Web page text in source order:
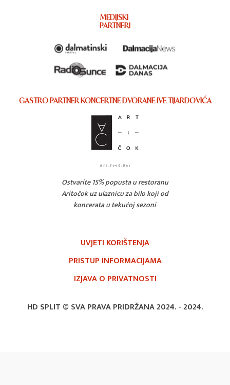
MEDIJSKI
PARTNERI
GASTRO PARTNER KONCERTNE DVORANE IVE TIJARDOVIĆA
Ostvarite 15% popusta u restoranu
Aritočok uz ulaznicu za bilo koji od
koncerata u tekućoj sezoni
HD SPLIT © SVA PRAVA PRIDRŽANA 2024. -2024.
UVJETI KORIŠTENJA
PRISTUP INFORMACIJAMA
IZJAVA O PRIVATNOSTI